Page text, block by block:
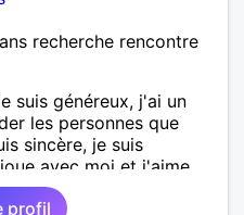
recherche rencontre
suis généreux, j'ai un
les personnes que
sincère, je suis
avec moi et j'aime
une relation
profil